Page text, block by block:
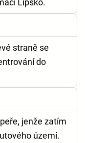
Lipsko.
straně se
do
jenže zatím
území.